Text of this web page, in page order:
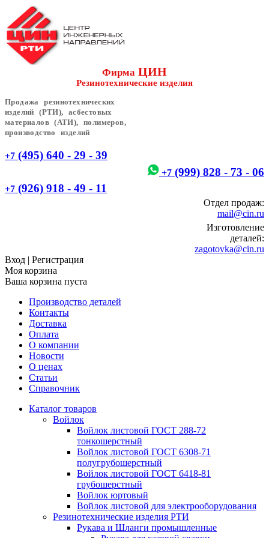
Фирма ЦИН
Резинотехнические изделия
Продажа резинотехнических
изделий (РТИ), асбестовых
материалов (АТИ), полимеров,
производство изделий
+7 (495) 640 - 29 - 39
+7 (999) 828 - 73 - 06
+7 (926) 918 - 49 - 11
Отдел продаж:
mail@cin.ru
Изготовление
деталей:
zagotovka@cin.ru
Вход | Регистрация
Моя корзина
Ваша корзина пуста
Производство деталей
Контакты
Доставка
Оплата
О компании
Новости
О ценах
Статьи
Справочник
Каталог товаров
Войлок
Войлок листовой ГОСТ 288-72
тонкошерстный
Войлок листовой ГОСТ 6308-71
полугрубошерстный
Войлок листовой ГОСТ 6418-81
грубошерстный
Войлок юртовый
Войлок листовой для электрооборудования
Резинотехнические изделия РТИ
Рукава и Шланги промышленные